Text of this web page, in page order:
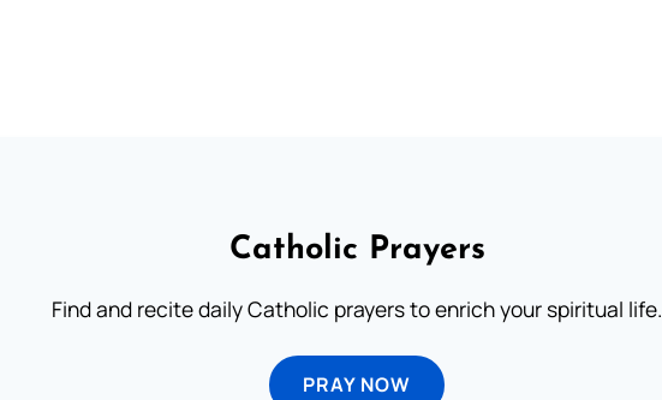
Catholic Prayers
Find and recite daily Catholic prayers to enrich your spiritual life.
PRAY NOW